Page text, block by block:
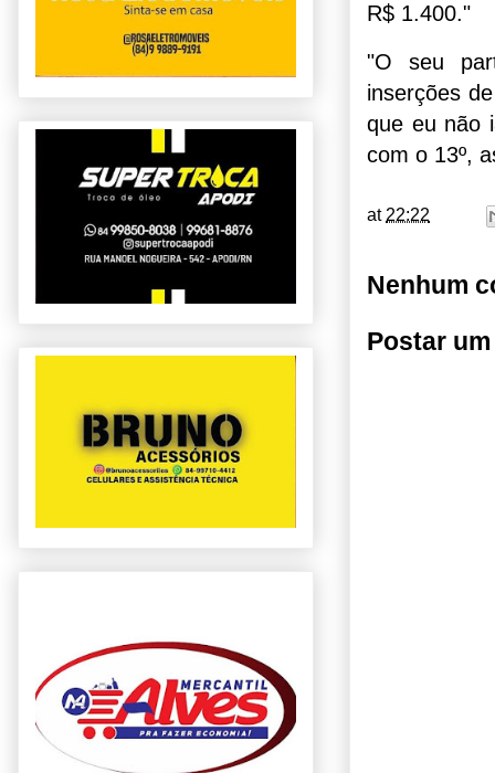
R$ 1.400."
"O seu
inserções
que eu não
com o 13º,
at 22:22
Nenhum
Postar